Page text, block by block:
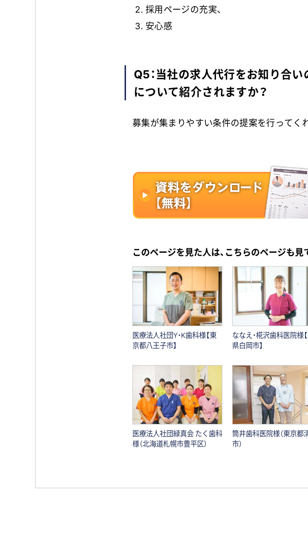
採用ページの充実、
安心感
Q5：当社の求人代行をお知り合
について紹介されますか？
募集が集まりやすい条件の提案を行ってく
このページを見た人は、こちらのページも見
医療法人社団Y・K歯科様【東
京都八王子市】
ななえ・椛沢歯科医院様
県白岡市】
医療法人社団緑真会 たく歯科
様（北海道札幌市豊平区）
筒井歯科医院様（東京都
市）